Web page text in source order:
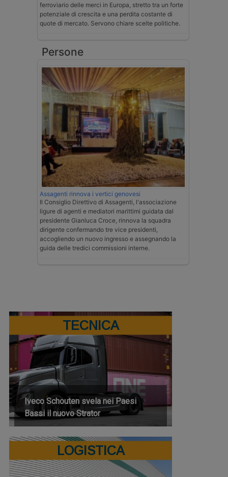
ferroviario delle merci in Europa, stretto tra un forte
potenziale di crescita e una perdita costante di
quote di mercato. Servono chiare scelte politiche.
Persone
Assagenti rinnova i vertici genovesi
Il Consiglio Direttivo di Assagenti, l'associazione
ligure di agenti e mediatori marittimi guidata dal
presidente Gianluca Croce, rinnova la squadra
dirigente confermando tre vice presidenti,
accogliendo un nuovo ingresso e assegnando la
guida delle tredici commissioni interne.
TECNICA
Iveco Schouten svela nei Paesi
Bassi il nuovo Strator
LOGISTICA